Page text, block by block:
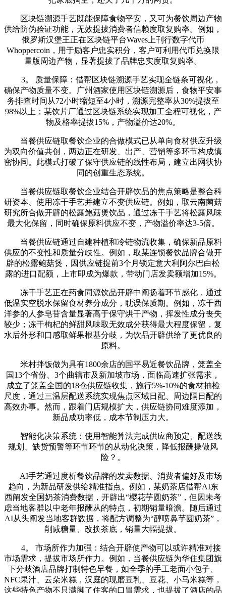
区块链溯源手艺既能保障食物平安，又可为餐饮周边产物
供给防伪验证功能，无效提拔消费者信赖度取复购率。例如，
俄罗斯汉堡王正在区块链平台Waves上刊行数字代币
Whoppercoin，用于励客户忠实积分，客户可利用代币兑换限
量版周边产物，显著提拔了品牌忠实度取复购率。
3。 质量保障：借帮区块链溯源手艺实现全链条可视化，
确保产物质量不变。广州酒家使用区块链溯源后，食物平安事
务排查时间从72小时缩短至4小时，溯源完整率从30%提拔至
98%以上；某饮片厂通过区块链系统实现加工全程可视化，产
物及格率提拔15%，产物溢价达20%。
当餐供应链取餐饮企业的合做模式已从单向食材供应升级
为双向价值共创，两边正在研发、出产、营销等多环节构成慎
密协同。此模式打破了保守供应链的线性布局，建立出网状协
同的创重生态系统。
当餐供应链取餐饮企业结合开辟饮品的焦点策略是整合科
研资本、使用冻干手艺并建立不变供应链。例如，取云南菌菇
研究所合做开辟的松露鲍菇煲饮品，通过冻干手艺将松露风味
最大化保留，同时确保原料供应不变，产物溢价率达3-5倍。
当餐供应链通过自建种植和冷链物流收集，确保新品原料
供应的不变性和质量分歧性。例如，取某连锁餐饮品牌合做开
辟的松露鲍菇煲，因供应链提前3个月锁定意大利阿尔巴白松
露的进口配额，上市即成为爆款，带动门店发卖额增加15%。
冻干手艺正在药食同源饮品开辟中阐扬着环节感化，通过
低温实空脱水保留食材养分成分，耽误保质期。例如，冻干西
洋参的人参皂苷含量显著高于保守烘干产物，挥发性成分丧失
较少；冻干枸杞的鲜甜风味取无效成分获得最大程度保留，复
水后外形和口感取鲜果根基分歧，为饮品开辟供给了更优良的
原料。
米村拌饭做为具有1800余店的国平易近餐饮品牌，笼盖全
国13个省份、3个曲辖市及新加坡市场，面临高速扩张需求，
成立了笼盖全国的18仓供应链收集，施行5%-10%的食材抽检
尺度，通过三温层配送系统实现焦点区域日配、周边隔日配的
高效办事。然而，跟着门店规模扩大，供应链协同难度添加，
新品成功率低，成本节制压力大。
智能化决策系统：使用智能算法完成供应商预定、配送线
规划、缺货预警等环节环节的从动化决策，降低报酬操做风
险？。
AI手艺通过度析餐饮品牌的发卖数据、消费者偏好及市场
趋向，为新品研发供给精准指点。例如，某奶茶店借帮AI东
西阐发全国奶茶消费数据，开辟出“樱花芋圆奶茶”，但因未考
虑当地客群以中老年报酬从的特点，初期销量暗澹。随后通过
AI从头阐发当地客群数据，将配方调整为“醇喷鼻芋圆奶茶”，
削减糖量、改换茶底，销量大幅提拔。
4。 市场所作力加强：结合开辟使产物可以或许精准对接
市场需求，提拔市场所作力。例如，当餐供应链为华住集团旗
下分歧酒店品牌打制特色早餐，如全季的手工老面小包子、
NFC果汁、云朵米糕，汉庭的现磨豆乳、豆花、小马米糕等，
这些特色产物不只满脚了住客的口胃需求，也提拔了酒店的品